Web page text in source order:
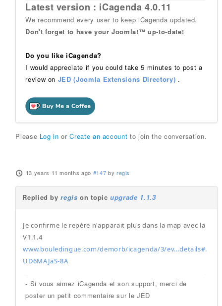
Latest version : iCagenda 4.0.11
We recommend every user to keep iCagenda updated.
Don't forget to have your Joomla!™ up-to-date!
Do you like iCagenda?
I would appreciate if you could take 5 minutes to post a
review on JED (Joomla Extensions Directory) .
Please Log in orCreate an account to join the conversation.
13 years 11 months ago #147 by regis
Replied byregis on topicupgrade 1.1.3
Je confirme le repère n'apparait plus dans la map avec la
V1.1.4
www.bouledingue.com/demorb/icagenda/3/ev...details#.
UD6MAJaS-8A
- Si vous aimez iCagenda et son support, merci de
poster un petit commentaire sur le JED